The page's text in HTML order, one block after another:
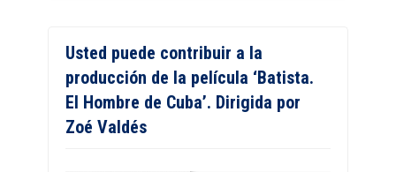
Usted puede contribuir a la
producción de la película ‘Batista.
El Hombre de Cuba’. Dirigida por
Zoé Valdés